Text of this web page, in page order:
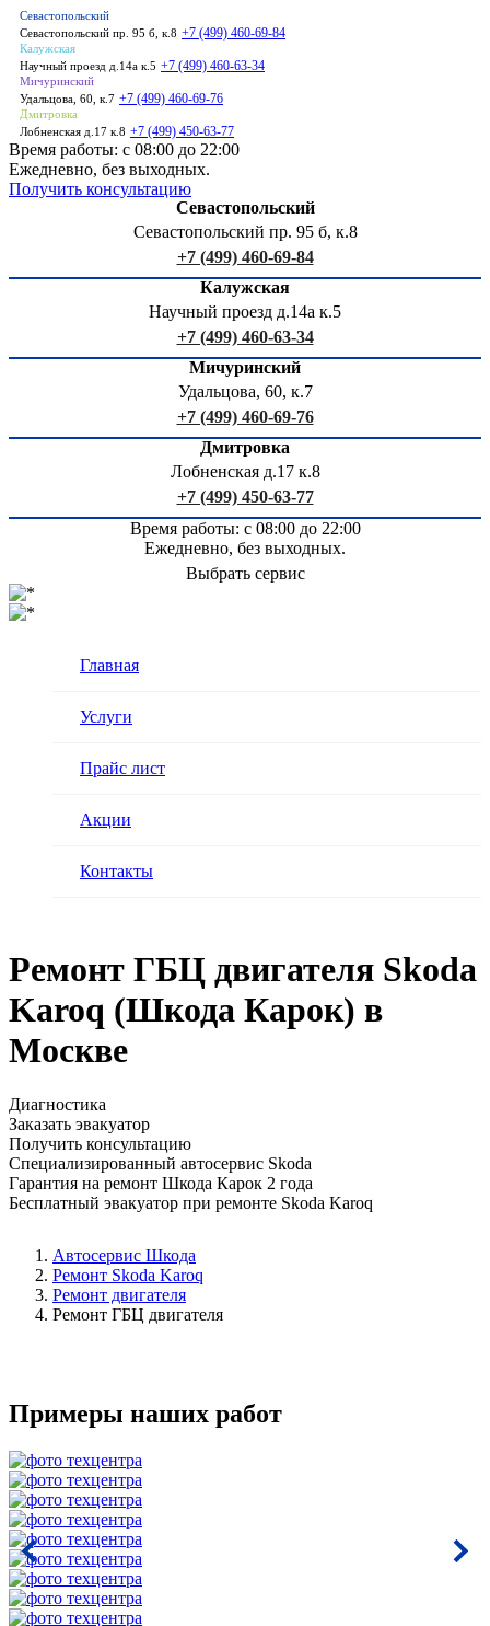
Севастопольский
Севастопольский пр. 95 б, к.8 +7 (499) 460-69-84
Калужская
Научный проезд д.14а к.5 +7 (499) 460-63-34
Мичуринский
Удальцова, 60, к.7 +7 (499) 460-69-76
Дмитровка
Лобненская д.17 к.8 +7 (499) 450-63-77
Время работы: с 08:00 до 22:00
Ежедневно, без выходных.
Получить консультацию
Севастопольский
Севастопольский пр. 95 б, к.8
+7 (499) 460-69-84
Калужская
Научный проезд д.14а к.5
+7 (499) 460-63-34
Мичуринский
Удальцова, 60, к.7
+7 (499) 460-69-76
Дмитровка
Лобненская д.17 к.8
+7 (499) 450-63-77
Время работы: с 08:00 до 22:00
Ежедневно, без выходных.
Выбрать сервис
Главная
Услуги
Прайс лист
Акции
Контакты
Ремонт ГБЦ двигателя Skoda
Karoq (Шкода Карок) в
Москве
Диагностика
Заказать эвакуатор
Получить консультацию
Специализированный автосервис Skoda
Гарантия на ремонт Шкода Карок 2 года
Бесплатный эвакуатор при ремонте Skoda Karoq
Автосервис Шкода
Ремонт Skoda Karoq
Ремонт двигателя
Ремонт ГБЦ двигателя
Примеры наших работ